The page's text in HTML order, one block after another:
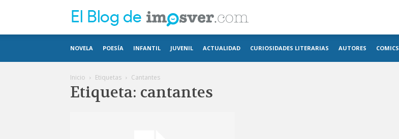
imosver
NOVELA POESÍA INFANTIL JUVENIL ACTUALIDAD CURIOSIDADES LITERARIAS AUTORES COMICS
Inicio Etiquetas Cantantes
Etiqueta: cantantes